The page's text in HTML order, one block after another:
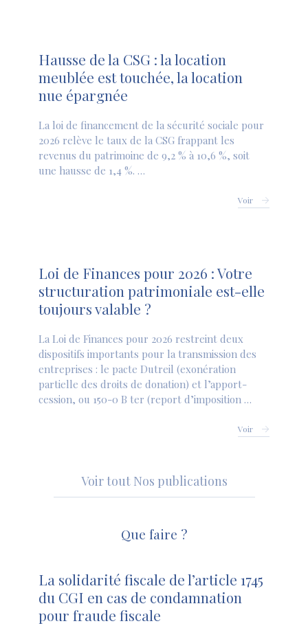
Hausse de la CSG : la location
meublée est touchée, la location
nue épargnée
La loi de financement de la sécurité sociale pour
2026 relève le taux de la CSG frappant les
revenus du patrimoine de 9,2 % à 10,6 %, soit
une hausse de 1,4 %. …
Voir
Loi de Finances pour 2026 : Votre
structuration patrimoniale est-elle
toujours valable ?
La Loi de Finances pour 2026 restreint deux
dispositifs importants pour la transmission des
entreprises : le pacte Dutreil (exonération
partielle des droits de donation) et l’apport-
cession, ou 150-0 B ter (report d’imposition …
Voir
Voir tout Nos publications
Que faire ?
La solidarité fiscale de l’article 1745
du CGI en cas de condamnation
pour fraude fiscale